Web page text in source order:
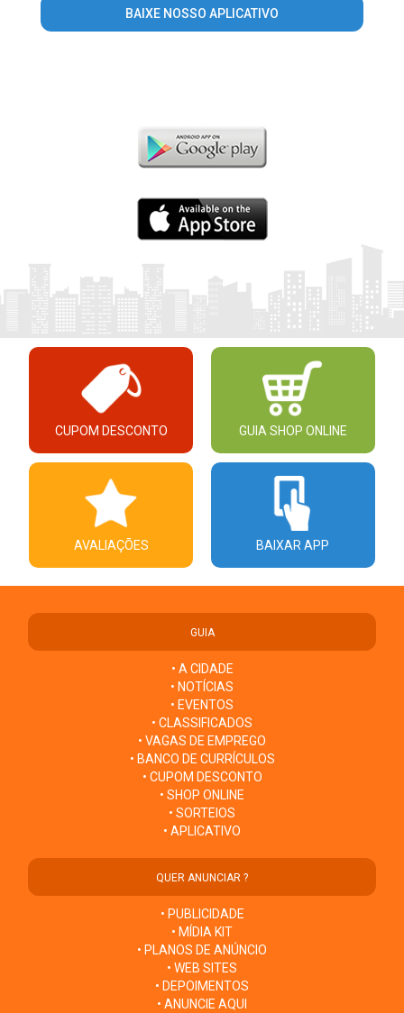
BAIXE NOSSO APLICATIVO
CUPOM DESCONTO GUIA SHOP ONLINE
AVALIAÇÕES BAIXAR APP
GUIA
• A CIDADE
• NOTÍCIAS
• EVENTOS
• CLASSIFICADOS
• VAGAS DE EMPREGO
• BANCO DE CURRÍCULOS
• CUPOM DESCONTO
• SHOP ONLINE
• SORTEIOS
• APLICATIVO
QUER ANUNCIAR ?
• PUBLICIDADE
• MÍDIA KIT
• PLANOS DE ANÚNCIO
• WEB SITES
• DEPOIMENTOS
• ANUNCIE AQUI